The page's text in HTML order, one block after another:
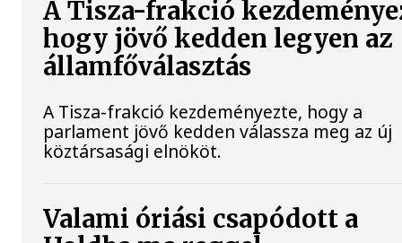
A Tisza-frakció
hogy jövő kedden legyen az
államfőválasztás
A Tisza-frakció kezdeményezte, hogy a
parlament jövő kedden válassza meg az új
köztársasági elnököt.
Valami óriási csapódott a